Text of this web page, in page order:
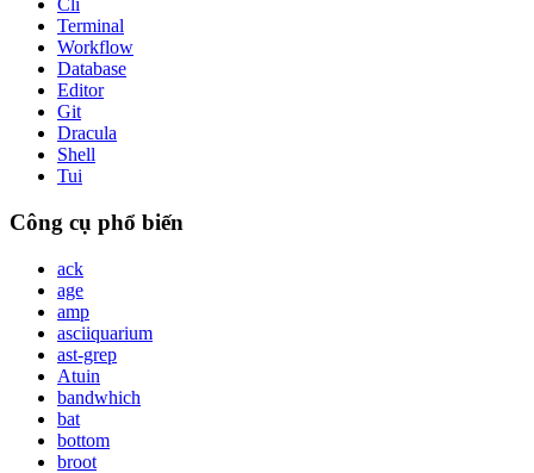
Cli
Terminal
Workflow
Database
Editor
Git
Dracula
Shell
Tui
Công cụ phổ biến
ack
age
amp
asciiquarium
ast-grep
Atuin
bandwhich
bat
bottom
broot